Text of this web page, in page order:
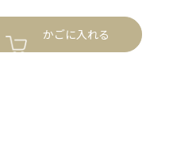
かごに入れる